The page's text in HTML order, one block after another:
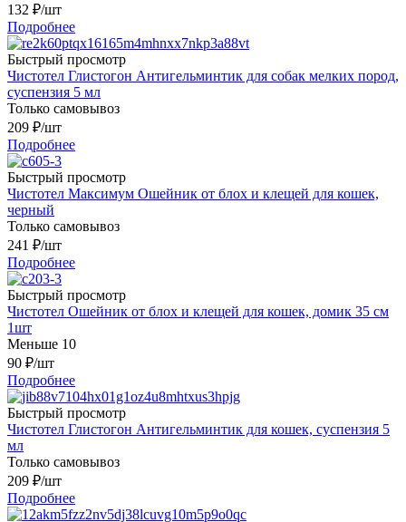
132 ₽/шт
Подробнее
Быстрый просмотр
Чистотел Глистогон Антигельминтик для собак мелких пород,
суспензия 5 мл
Только самовывоз
209 ₽/шт
Подробнее
Быстрый просмотр
Чистотел Максимум Ошейник от блох и клещей для кошек,
черный
Только самовывоз
241 ₽/шт
Подробнее
Быстрый просмотр
Чистотел Ошейник от блох и клещей для кошек, домик 35 см
1шт
Меньше 10
90 ₽/шт
Подробнее
Быстрый просмотр
Чистотел Глистогон Антигельминтик для кошек, суспензия 5
мл
Только самовывоз
209 ₽/шт
Подробнее